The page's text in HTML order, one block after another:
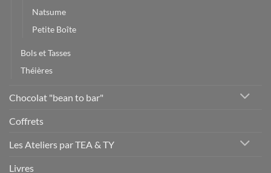
Natsume
Petite Boîte
Bols et Tasses
Théières
Chocolat "bean to bar"
Coffrets
Les Ateliers par TEA & TY
Livres